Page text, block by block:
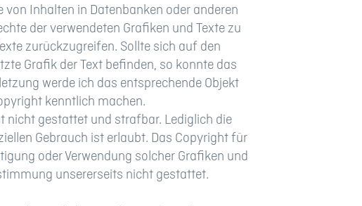
von Inhalten in Datenbanken oder anderen
der verwendeten Grafiken und Texte zu
zurückzugreifen. Sollte sich auf den
Grafik der Text befinden, so konnte das
werde ich das entsprechende Objekt
kenntlich machen.
nicht gestattet und strafbar. Lediglich die
Gebrauch ist erlaubt. Das Copyright für
oder Verwendung solcher Grafiken und
unsererseits nicht gestattet.